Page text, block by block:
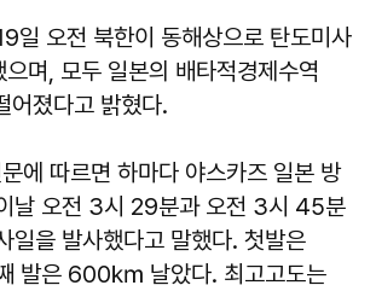
일 오전 북한이 동해상으로 탄도미사
며, 모두 일본의 배타적경제수역
어졌다고 밝혔다.
에 따르면 하마다 야스카즈 일본 방
날 오전 3시 29분과 오전 3시 45분
일을 발사했다고 말했다. 첫발은
발은 600㎞ 날았다. 최고고도는